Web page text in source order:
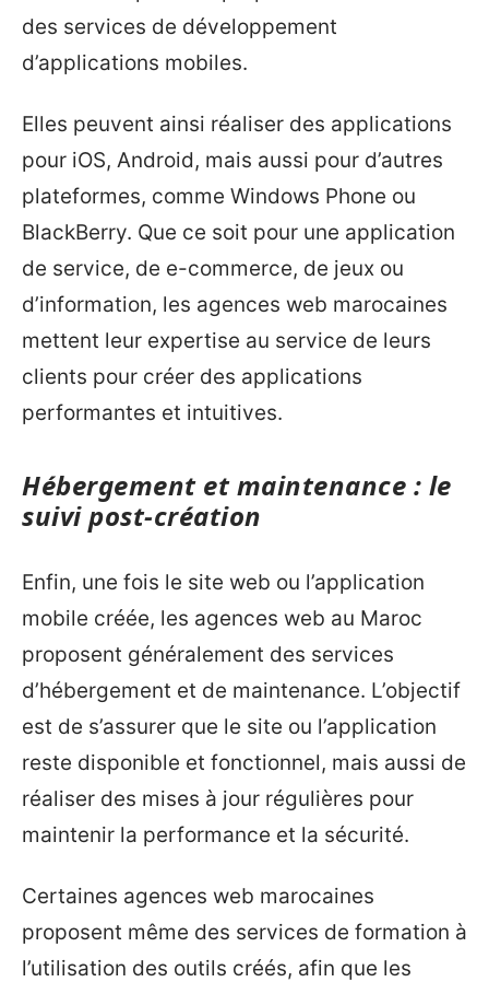
des services de développement
d’applications mobiles.
Elles peuvent ainsi réaliser des applications
pour iOS, Android, mais aussi pour d’autres
plateformes, comme Windows Phone ou
BlackBerry. Que ce soit pour une application
de service, de e-commerce, de jeux ou
d’information, les agences web marocaines
mettent leur expertise au service de leurs
clients pour créer des applications
performantes et intuitives.
Hébergement et maintenance : le
suivi post-création
Enfin, une fois le site web ou l’application
mobile créée, les agences web au Maroc
proposent généralement des services
d’hébergement et de maintenance. L’objectif
est de s’assurer que le site ou l’application
reste disponible et fonctionnel, mais aussi de
réaliser des mises à jour régulières pour
maintenir la performance et la sécurité.
Certaines agences web marocaines
proposent même des services de formation à
l’utilisation des outils créés, afin que les